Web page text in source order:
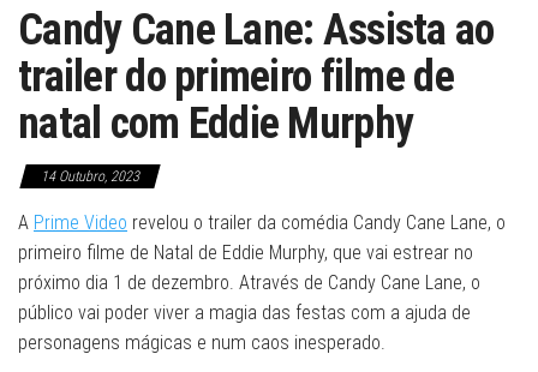
Candy Cane Lane: Assista ao
trailer do primeiro filme de
natal com Eddie Murphy
14 Outubro, 2023
A Prime Video revelou o trailer da comédia Candy Cane Lane, o
primeiro filme de Natal de Eddie Murphy, que vai estrear no
próximo dia 1 de dezembro. Através de Candy Cane Lane, o
público vai poder viver a magia das festas com a ajuda de
personagens mágicas e num caos inesperado.